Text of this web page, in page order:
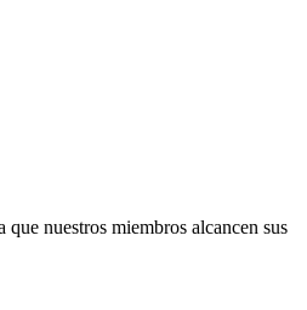
nuestros miembros alcancen sus